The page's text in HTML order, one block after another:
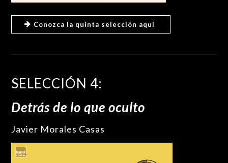
Conozca la quinta selección aquí
SELECCIÓN 4:
Detrás de lo que oculto
Javier Morales Casas